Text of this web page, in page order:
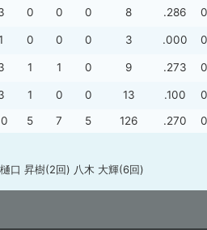
0 0 0 8 .286 0
0 0 0 3 .000 0
1 1 0 9 .273 0
1 0 0 13 .100 0
5 7 5 126 .270 0
口 昇樹(2回) 八木 大輝(6回)